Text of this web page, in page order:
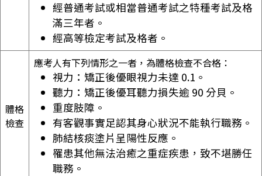
經普通考試或相當普通考試之特種考試及格
滿三年者。
經高等檢定考試及格者。
體格
檢查
應考人有下列情形之一者，為體格檢查不合格：
視力：矯正後優眼視力未達 0.1。
聽力：矯正後優耳聽力損失逾 90 分貝。
重度肢障。
有客觀事實足認其身心狀況不能執行職務。
肺結核痰塗片呈陽性反應。
罹患其他無法治癒之重症疾患，致不堪勝任
職務。